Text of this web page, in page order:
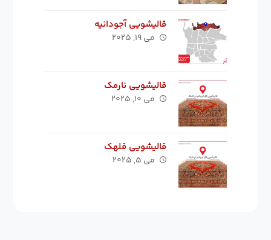
قالیشویی آجودانیه
می ۱۹, ۲۰۲۵
قالیشویی نارمک
می ۱۰, ۲۰۲۵
قالیشویی قلهک
می ۵, ۲۰۲۵